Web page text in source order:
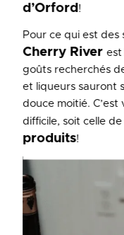
d’Orford !
Pour ce qui est des
Cherry River est
goûts recherchés
et liqueurs sauront
douce moitié.
difficile, soit celle
produits!